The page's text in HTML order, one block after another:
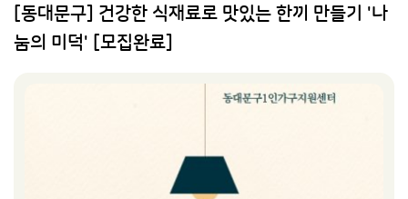
[동대문구] 건강한 식재료로 맛있는 한끼 만들기 '나
눔의 미덕' [모집완료]